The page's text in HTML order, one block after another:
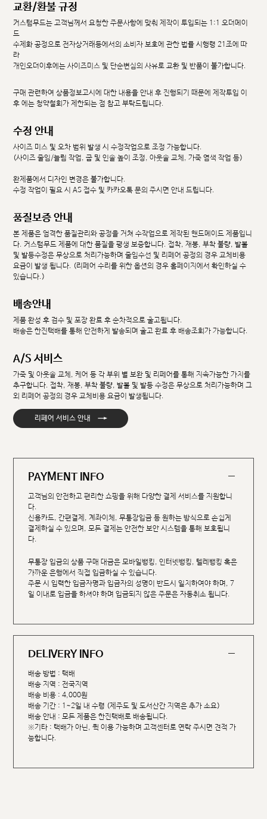
교환/환불 규정
커스텀무드는 고객님께서 요청한 주문사항에 맞춰 제작이 투입되는 1:1 오더메이
드
수제화 공정으로 전자상거래등에서의 소비자 보호에 관한 법률 시행령 21조에 따
라
개인오더이후에는 사이즈미스 및 단순변심의 사유로 교환 및 반품이 불가합니다.
구매 관련하여 상품정보고시에 대한 내용을 안내 후 진행되기 때문에 제작투입 이
후 에는 청약철회가 제한되는 점 참고 부탁드립니다.
수정 안내
사이즈 미스 및 오차 범위 발생 시 수정작업으로 조정 가능합니다.
(사이즈 줄임/늘림 작업, 굽 및 인솔 높이 조정, 아웃솔 교체, 가죽 염색 작업 등)
완제품에서 디자인 변경은 불가합니다.
수정 작업이 필요 시 AS 접수 및 카카오톡 문의 주시면 안내 드립니다.
품질보증 안내
본 제품은 엄격한 품질관리와 공정을 거쳐 수작업으로 제작된 핸드메이드 제품입니
다. 커스텀무드 제품에 대한 품질을 평생 보증합니다. 접착, 재봉, 부착 불량, 발볼
및 발등수정은 무상으로 처리가능하며 줄임수선 및 리페어 공정의 경우 교체비용
요금이 발생 됩니다. (리페어 수리를 위한 옵션의 경우 홈페이지에서 확인하실 수
있습니다.)
배송안내
제품 완성 후 검수 및 포장 완료 후 순차적으로 출고됩니다.
배송은 한진택배를 통해 안전하게 발송되며 출고 완료 후 배송조회가 가능합니다.
A/S 서비스
가죽 및 아웃솔 교체, 케어 등 각 부위 별 보완 및 리페어를 통해 지속가능한 가치를
추구합니다. 접착, 재봉, 부착 불량, 발볼 및 발등 수정은 무상으로 처리가능하며 그
외 리페어 공정의 경우 교체비용 요금이 발생됩니다.
리페어 서비스 안내 →
PAYMENT INFO
고객님의 안전하고 편리한 쇼핑을 위해 다양한 결제 서비스를 지원합니
다.
신용카드, 간편결제, 계좌이체, 무통장입금 등 원하는 방식으로 손쉽게
결제하실 수 있으며, 모든 결제는 안전한 보안 시스템을 통해 보호됩니
다.
무통장 입금의 상품 구매 대금은 모바일뱅킹, 인터넷뱅킹, 텔레뱅킹 혹은
가까운 은행에서 직접 입금하실 수 있습니다.
주문 시 입력한 입금자명과 입금자의 성명이 반드시 일치하여야 하며, 7
일 이내로 입금을 하셔야 하며 입금되지 않은 주문은 자동취소 됩니다.
DELIVERY INFO
배송 방법 : 택배
배송 지역 : 전국지역
배송 비용 : 4,000원
배송 기간 : 1~2일 내 수령 (제주도 및 도서산간 지역은 추가 소요)
배송 안내 : 모든 제품은 한진택배로 배송됩니다.
※기타 : 택배가 아닌, 퀵 이용 가능하며 고객센터로 연락 주시면 견적 가
능합니다.